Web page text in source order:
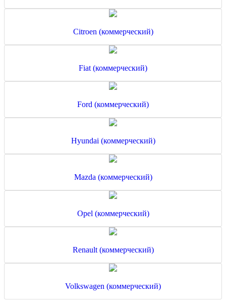
Citroen (коммерческий)
Fiat (коммерческий)
Ford (коммерческий)
Hyundai (коммерческий)
Mazda (коммерческий)
Opel (коммерческий)
Renault (коммерческий)
Volkswagen (коммерческий)